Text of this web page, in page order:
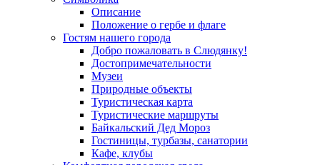
Описание
Положение о гербе и флаге
Гостям нашего города
Добро пожаловать в Слюдянку!
Достопримечательности
Музеи
Природные объекты
Туристическая карта
Туристические маршруты
Байкальский Дед Мороз
Гостиницы, турбазы, санатории
Кафе, клубы